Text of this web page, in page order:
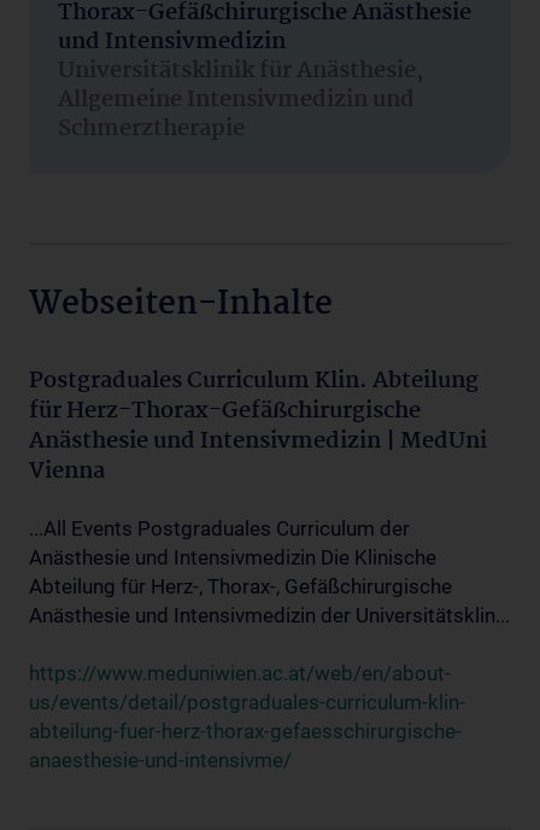
Thorax-Gefäßchirurgische Anästhesie
und Intensivmedizin
Universitätsklinik für Anästhesie,
Allgemeine Intensivmedizin und
Schmerztherapie
Webseiten-Inhalte
Postgraduales Curriculum Klin. Abteilung
für Herz-Thorax-Gefäßchirurgische
Anästhesie und Intensivmedizin | MedUni
Vienna
...All Events Postgraduales Curriculum der
Anästhesie und Intensivmedizin Die Klinische
Abteilung für Herz-, Thorax-, Gefäßchirurgische
Anästhesie und Intensivmedizin der Universitätsklin...
https://www.meduniwien.ac.at/web/en/about-
us/events/detail/postgraduales-curriculum-klin-
abteilung-fuer-herz-thorax-gefaesschirurgische-
anaesthesie-und-intensivme/